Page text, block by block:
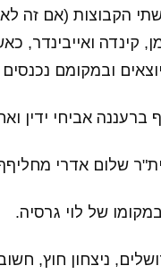
בשתי הקבוצות (אם
קינדה ואייבינדר,
ובמקומם
ירושלים, ניצחון